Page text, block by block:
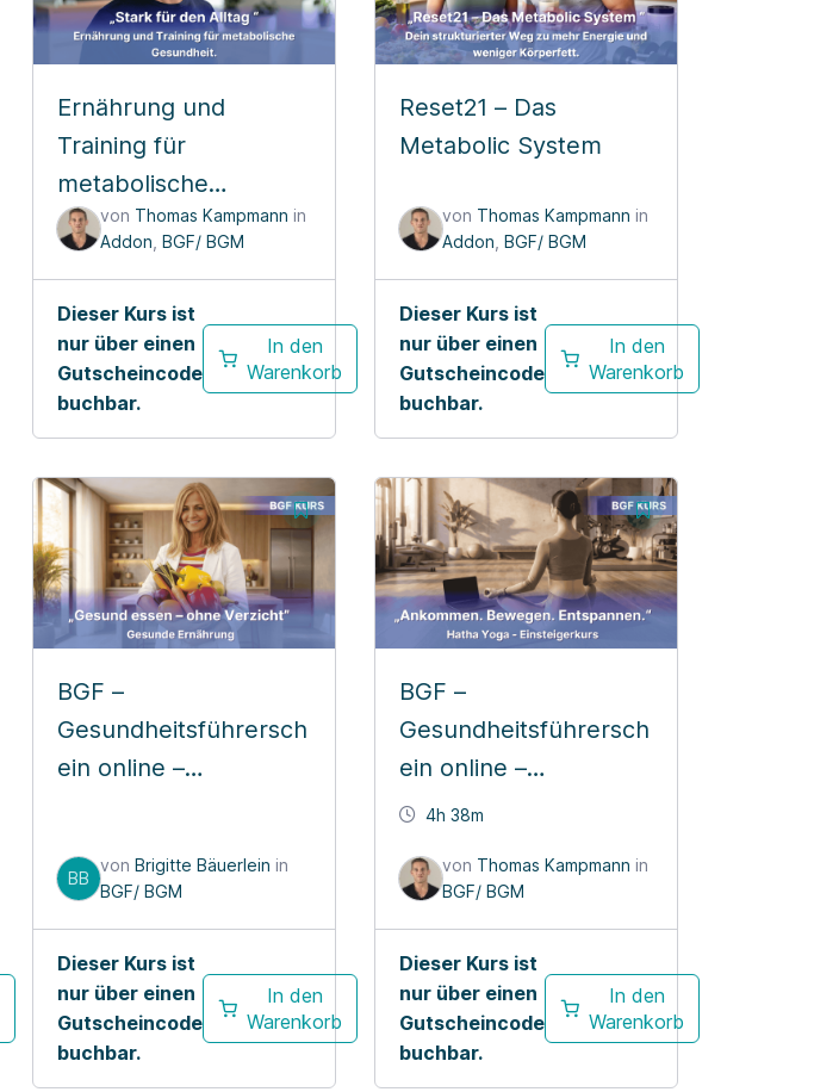
Ernährung und
Training für
metabolische
Gesundheit.
von Thomas Kampmann in
Addon BGF/ BGM
Dieser Kurs ist
nur über einen
Gutscheincode
buchbar.
In den
Warenkorb
Reset21 – Das
Metabolic System
von Thomas Kampmann in
Addon BGF/ BGM
Dieser Kurs ist
nur über einen
Gutscheincode
buchbar.
In den
Warenkorb
BGF –
Gesundheitsführersch
ein online –
gesunde Ernährung
BB
von Brigitte Bäuerlein in
BGF/ BGM
Dieser Kurs ist
nur über einen
Gutscheincode
buchbar.
In den
Warenkorb
BGF –
Gesundheitsführersch
ein online –
Einsteigerkurs Hatha
4h 38m
von Thomas Kampmann in
BGF/ BGM
Dieser Kurs ist
nur über einen
Gutscheincode
buchbar.
In den
Warenkorb